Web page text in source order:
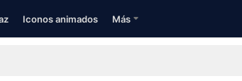
Iconos animados Más